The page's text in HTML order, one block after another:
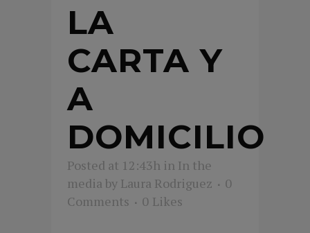
LA
CARTA Y
A
DOMICILIO
Posted at 12:43h in In the
media by Laura Rodriguez
0
Comments
0 Likes